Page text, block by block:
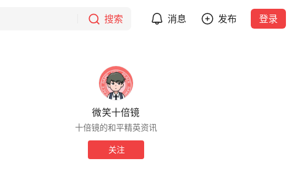
搜索 消息 发布 登录
微笑十倍镜
十倍镜的和平精英资讯
关注